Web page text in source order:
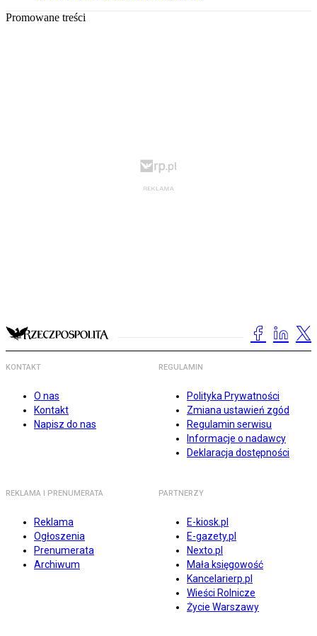
Promowane treści
KONTAKT
O nas
Kontakt
Napisz do nas
REGULAMIN
Polityka Prywatności
Zmiana ustawień zgód
Regulamin serwisu
Informacje o nadawcy
Deklaracja dostępności
REKLAMA I PRENUMERATA
Reklama
Ogłoszenia
Prenumerata
Archiwum
PARTNERZY
E-kiosk.pl
E-gazety.pl
Nexto.pl
Mała księgowość
Kancelarierp.pl
Wieści Rolnicze
Życie Warszawy